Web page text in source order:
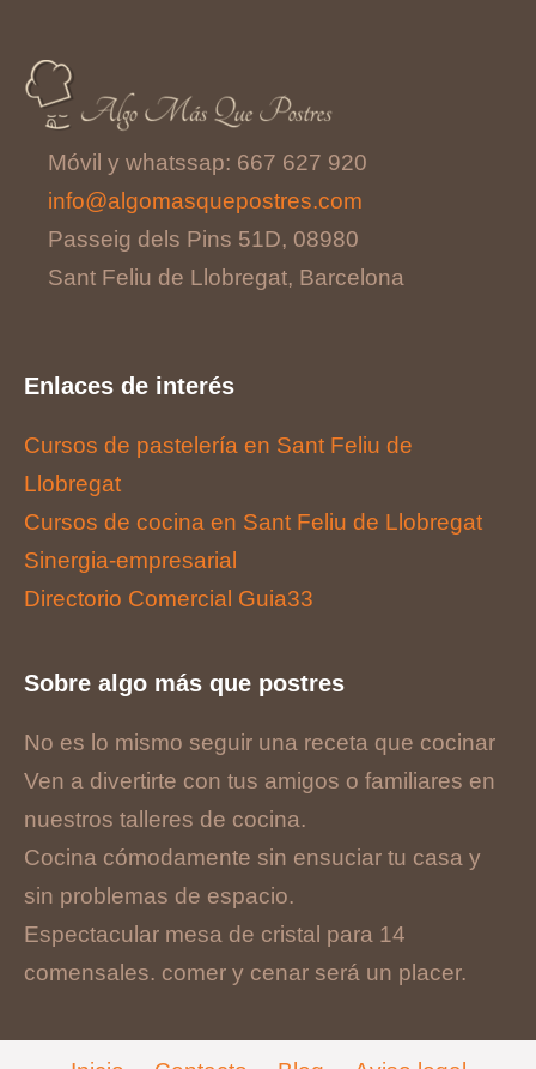
Móvil y whatssap: 667 627 920
info@algomasquepostres.com
Passeig dels Pins 51D, 08980
Sant Feliu de Llobregat, Barcelona
Enlaces de interés
Cursos de pastelería en Sant Feliu de
Llobregat
Cursos de cocina en Sant Feliu de Llobregat
Sinergia-empresarial
Directorio Comercial Guia33
Sobre algo más que postres
No es lo mismo seguir una receta que cocinar
Ven a divertirte con tus amigos o familiares en
nuestros talleres de cocina.
Cocina cómodamente sin ensuciar tu casa y
sin problemas de espacio.
Espectacular mesa de cristal para 14
comensales. comer y cenar será un placer.